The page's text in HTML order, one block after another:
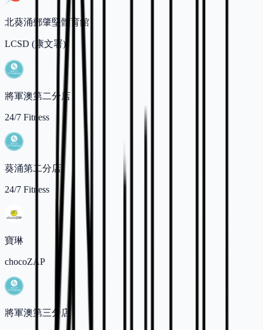
北葵涌鄧肇堅體育館
LCSD (康文署)
將軍澳第二分店
24/7 Fitness
葵涌第二分店
24/7 Fitness
寶琳
chocoZAP
將軍澳第三分店